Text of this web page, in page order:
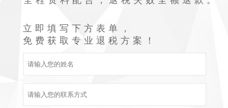
立即填写下方表单，
免费获取专业退税方案！